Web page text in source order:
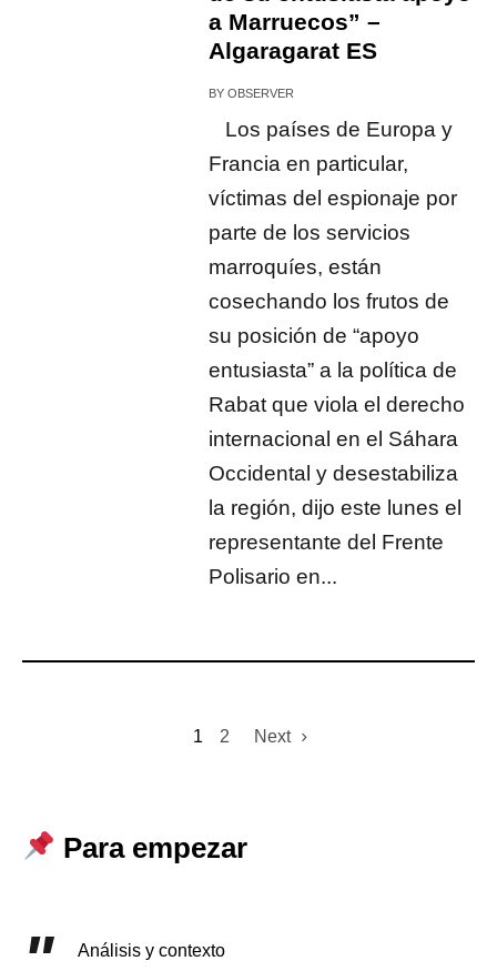
a Marruecos” –
Algaragarat ES
BYOBSERVER
Los países de Europa y
Francia en particular,
víctimas del espionaje por
parte de los servicios
marroquíes, están
cosechando los frutos de
su posición de “apoyo
entusiasta” a la política de
Rabat que viola el derecho
internacional en el Sáhara
Occidental y desestabiliza
la región, dijo este lunes el
representante del Frente
Polisario en...
1 2 Next
Para empezar
Análisis y contexto